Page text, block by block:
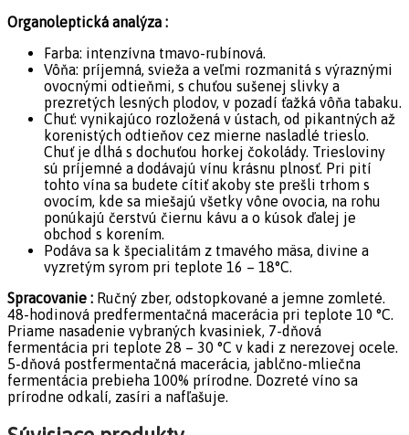
Organoleptická analýza :
Farba: intenzívna tmavo-rubínová.
Vôňa: príjemná, svieža a veľmi rozmanitá s výraznými
ovocnými odtieňmi, s chuťou sušenej slivky a
prezretých lesných plodov, v pozadí ťažká vôňa tabaku.
Chuť: vynikajúco rozložená v ústach, od pikantných až
korenistých odtieňov cez mierne nasladlé trieslo.
Chuť je dlhá s dochuťou horkej čokolády. Triesloviny
sú príjemné a dodávajú vínu krásnu plnosť. Pri pití
tohto vína sa budete cítiť akoby ste prešli trhom s
ovocím, kde sa miešajú všetky vône ovocia, na rohu
ponúkajú čerstvú čiernu kávu a o kúsok ďalej je
obchod s korením.
Podáva sa k špecialitám z tmavého mäsa, divine a
vyzretým syrom pri teplote 16 – 18°C.
Spracovanie : Ručný zber, odstopkované a jemne zomleté.
48-hodinová predfermentačná macerácia pri teplote 10 °C.
Priame nasadenie vybraných kvasiniek, 7-dňová
fermentácia pri teplote 28 – 30 °C v kadi z nerezovej ocele.
5-dňová postfermentačná macerácia, jablčno-mliečna
fermentácia prebieha 100% prírodne. Dozreté víno sa
prírodne odkalí, zasíri a nafľašuje.